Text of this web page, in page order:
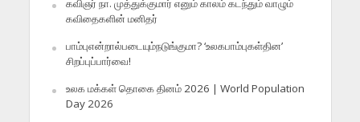
கவிஞர் நா. முத்துக்குமார் எனும் காலம் கடந்தும் வாழும்
கவிதைகளின் மனிதர்
பாம்புஎன்றால்படையும்நடுங்குமா? ‘உலகபாம்புகள்தின’
சிறப்புப்பார்வை!
உலக மக்கள் தொகை தினம் 2026 | World Population
Day 2026